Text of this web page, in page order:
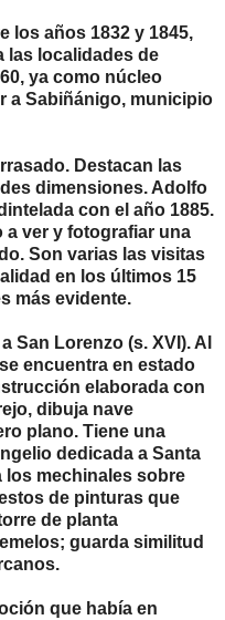
los años 1832 y 1845,
las localidades de
ya como núcleo
a Sabiñánigo, municipio
Destacan las
dimensiones. Adolfo
con el año 1885.
a ver y fotografiar una
Son varias las visitas
en los últimos 15
más evidente.
San Lorenzo (s. XVI). Al
encuentra en estado
elaborada con
dibuja nave
plano. Tiene una
dedicada a Santa
los mechinales sobre
de pinturas que
de planta
guarda similitud
que había en